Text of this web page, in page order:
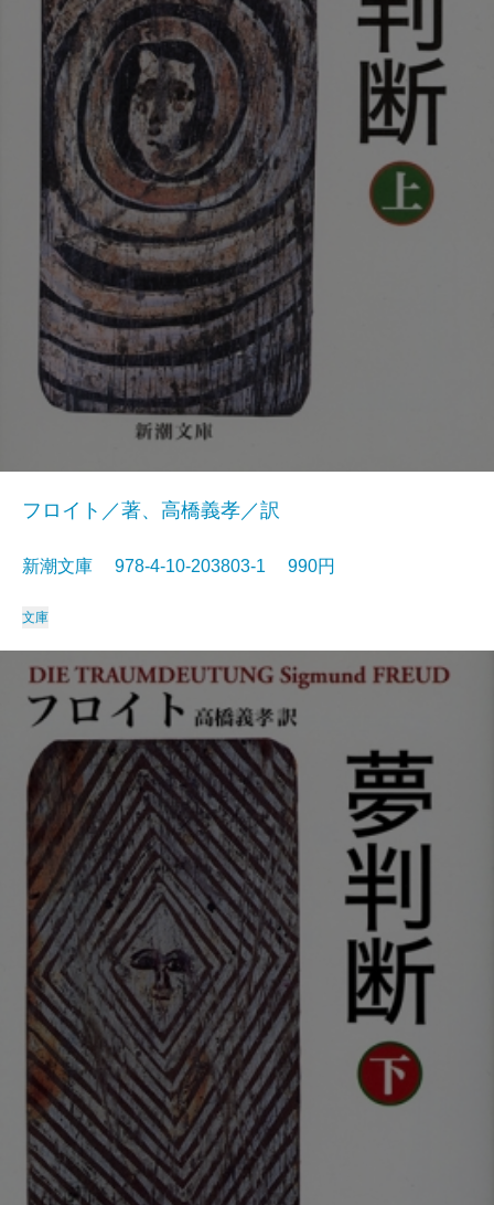
フロイト／著、高橋義孝／訳
新潮文庫 978-4-10-203803-1 990円
文庫